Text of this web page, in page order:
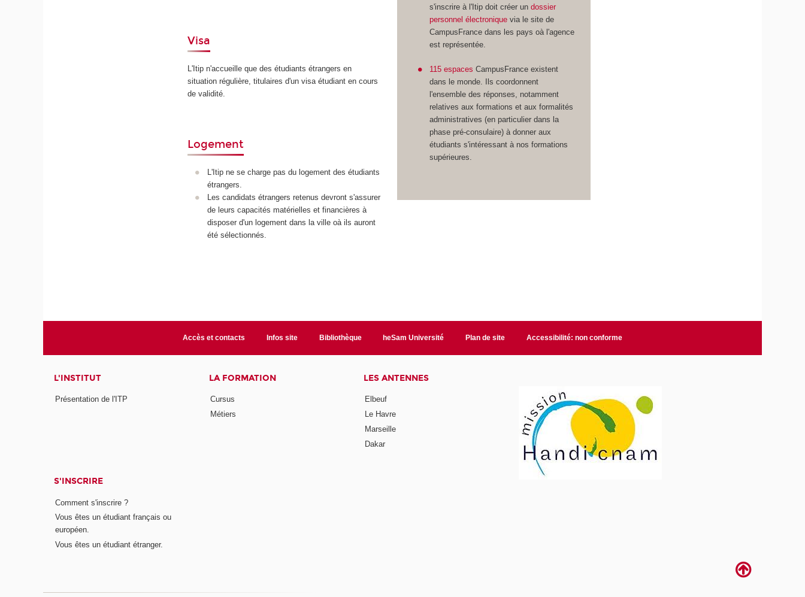
Visa
L'Itip n'accueille que des étudiants étrangers en
situation régulière, titulaires d'un visa étudiant en cours
de validité.
Logement
L'Itip ne se charge pas du logement des étudiants
étrangers.
Les candidats étrangers retenus devront s'assurer
de leurs capacités matérielles et financières à
disposer d'un logement dans la ville oà ils auront
été sélectionnés.
s'inscrire à l'Itip doit créer undossier
personnel électronique via le site de
CampusFrance dans les pays oà l'agence
est représentée.
115 espaces CampusFrance existent
dans le monde. Ils coordonnent
l'ensemble des réponses, notamment
relatives aux formations et aux formalités
administratives (en particulier dans la
phase pré-consulaire) à donner aux
étudiants s'intéressant à nos formations
supérieures.
Accès et contacts Infos site Bibliothèque heSam Université Plan de site Accessibilité: non conforme
L'INSTITUT
Présentation de l'ITP
LA FORMATION
Cursus
Métiers
LES ANTENNES
Elbeuf
Le Havre
Marseille
Dakar
S'INSCRIRE
Comment s'inscrire ?
Vous êtes un étudiant français ou
européen.
Vous êtes un étudiant étranger.